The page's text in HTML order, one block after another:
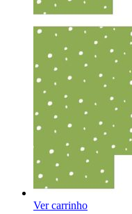
Ver carrinho